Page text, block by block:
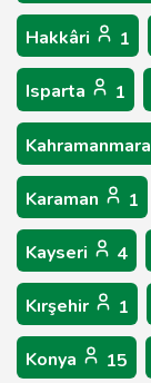
Hakkâri 1
Isparta 1
Karaman 1
Kayseri 4
Kırşehir 1
Konya 15